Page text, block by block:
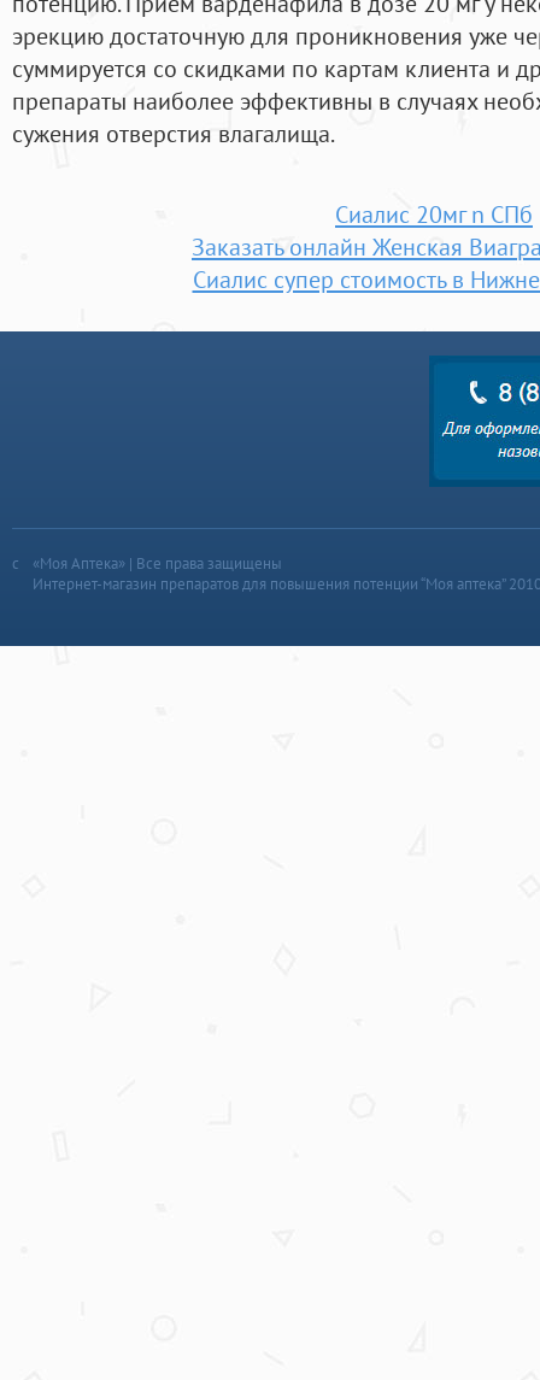
эрекцию достаточную для проникновения уже
суммируется со скидками по картам клиента и
препараты наиболее эффективны в случаях
сужения отверстия влагалища.
Сиалис 20мг n СПб
Заказать онлайн Женская
Сиалис супер стоимость в
«Моя Аптека» | Все права защищены
Интернет-магазин препаратов для повышения потенции “Моя аптека”